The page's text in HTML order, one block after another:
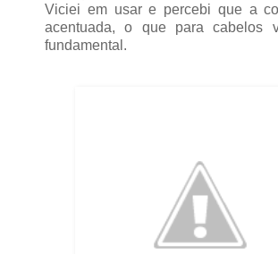
Viciei em usar e percebi que a
acentuada, o que para cabelos
fundamental.